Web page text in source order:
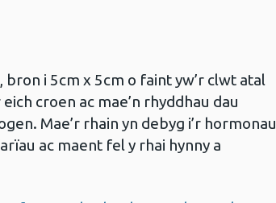
i 5cm x 5cm o faint yw’r clwt atal
croen ac mae’n rhyddhau dau
Mae’r rhain yn debyg i’r hormonau
ac maent fel y rhai hynny a